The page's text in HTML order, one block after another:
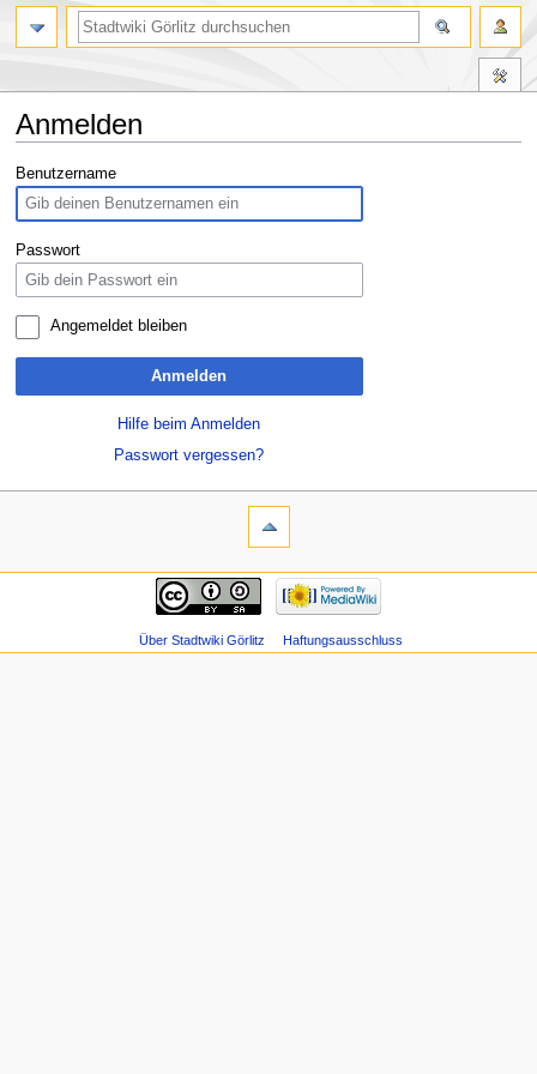
Anmelden
Zur
Navigation
springen
Zur
Suche
springen
Benutzername
Passwort
Angemeldet bleiben
Anmelden
Hilfe beim Anmelden
Passwort vergessen?
Über Stadtwiki Görlitz Haftungsausschluss